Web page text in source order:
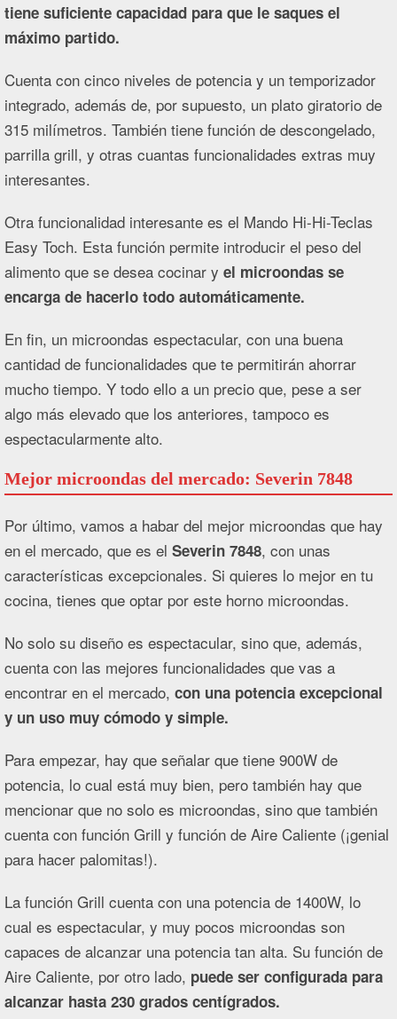
tiene suficiente capacidad para que le saques el
máximo partido.
Cuenta con cinco niveles de potencia y un temporizador
integrado, además de, por supuesto, un plato giratorio de
315 milímetros. También tiene función de descongelado,
parrilla grill, y otras cuantas funcionalidades extras muy
interesantes.
Otra funcionalidad interesante es el Mando Hi-Hi-Teclas
Easy Toch. Esta función permite introducir el peso del
alimento que se desea cocinar yel microondas se
encarga de hacerlo todo automáticamente.
En fin, un microondas espectacular, con una buena
cantidad de funcionalidades que te permitirán ahorrar
mucho tiempo. Y todo ello a un precio que, pese a ser
algo más elevado que los anteriores, tampoco es
espectacularmente alto.
Mejor microondas del mercado: Severin 7848
Por último, vamos a habar del mejor microondas que hay
en el mercado, que es elSeverin 7848, con unas
características excepcionales. Si quieres lo mejor en tu
cocina, tienes que optar por este horno microondas.
No solo su diseño es espectacular, sino que, además,
cuenta con las mejores funcionalidades que vas a
encontrar en el mercado,con una potencia excepcional
y un uso muy cómodo y simple.
Para empezar, hay que señalar que tiene 900W de
potencia, lo cual está muy bien, pero también hay que
mencionar que no solo es microondas, sino que también
cuenta con función Grill y función de Aire Caliente (¡genial
para hacer palomitas!).
La función Grill cuenta con una potencia de 1400W, lo
cual es espectacular, y muy pocos microondas son
capaces de alcanzar una potencia tan alta. Su función de
Aire Caliente, por otro lado, puede ser configurada para
alcanzar hasta 230 grados centígrados.